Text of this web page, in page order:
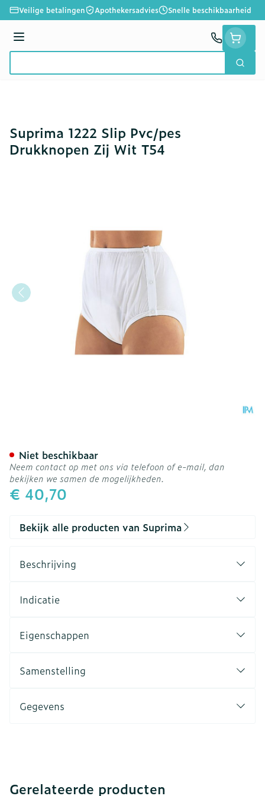
Ga naar de inhoud
Veilige betalingen Apothekersadvies Snelle beschikbaarheid
Menu
Zoek
Suprima 1222 Slip Pvc/pes
Drukknopen Zij Wit T54
€ 40,70
Niet beschikbaar
Neem contact op met ons via telefoon of e-mail, dan
bekijken we samen de mogelijkheden.
Bekijk alle producten van Suprima
Beschrijving
Indicatie
Eigenschappen
Samenstelling
Gegevens
Gerelateerde producten